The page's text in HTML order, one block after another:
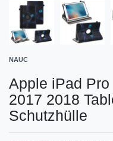
NAUC
Apple iPad
2017 2018
Schutzhülle